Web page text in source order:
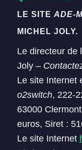
LE SITE ADE-
MICHEL JOLY.
Le directeur de
Joly –
Le site Internet
o2switch, 222-
63000
euros, Siret :
Le site Internet